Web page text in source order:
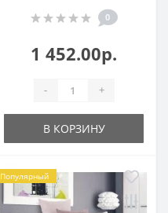
0
1 452.00р.
- +
В КОРЗИНУ
Популярный